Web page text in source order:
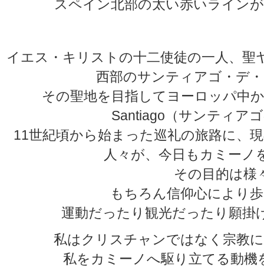
スペイン北部の太い赤いライン
イエス・キリストの十二使徒の一人、
西部のサンティアゴ・デ
その聖地を目指してヨーロッパ中
Santiago（サンティア
11世紀頃から始まった巡礼の旅路に、
人々が、今日もカミーノ
その目的は様
もちろん信仰心により
運動だったり観光だったり願掛
私はクリスチャンではなく宗教
私をカミーノへ駆り立てる動機